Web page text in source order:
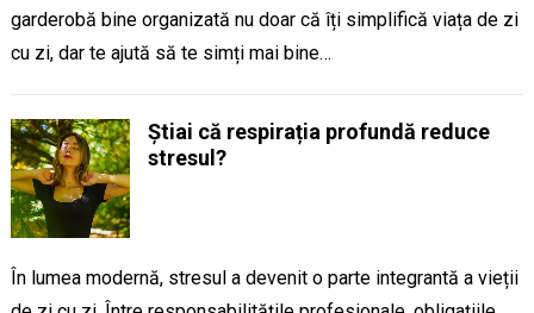
garderobă bine organizată nu doar că îți simplifică viața de zi
cu zi, dar te ajută să te simți mai bine…
Știai că respirația profundă reduce
stresul?
În lumea modernă, stresul a devenit o parte integrantă a vieții